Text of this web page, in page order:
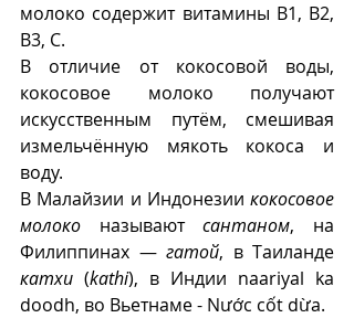
молоко содержит витамины В1, В2,
В3, С.
В отличие от кокосовой воды,
кокосовое молоко получают
искусственным путём, смешивая
измельчённую мякоть кокоса и
воду.
В Малайзии и Индонезии кокосовое
молоко называют сантаном, на
Филиппинах — гатой
катхи (kathi), в Индии naariyal ka
doodh, во Вьетнаме - Nước cốt dừa.